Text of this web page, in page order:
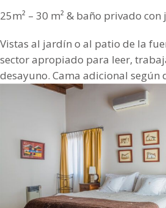
25m² – 30 m² & baño privado con
Vistas al jardín o al patio de la
sector apropiado para leer,
desayuno. Cama adicional